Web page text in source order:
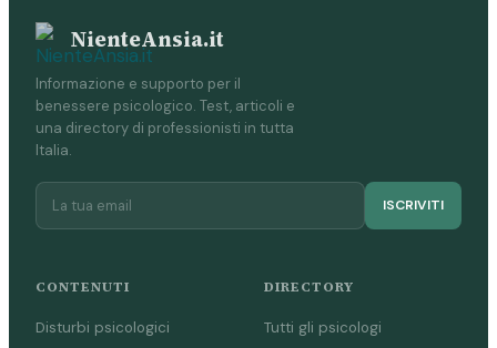
NienteAnsia.it
Informazione e supporto per il
benessere psicologico. Test, articoli e
una directory di professionisti in tutta
Italia.
ISCRIVITI
CONTENUTI
Disturbi psicologici
DIRECTORY
Tutti gli psicologi